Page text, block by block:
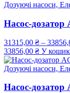
Дозуючі насоси,
Насос-
31315,00 ₴ –
33856,00 ₴ У кошик
Дозуючі насоси,
Насос-